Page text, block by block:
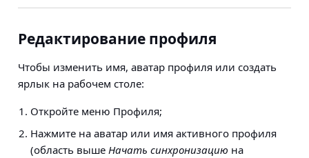
Редактирование профиля
Чтобы изменить имя, аватар профиля или создать
ярлык на рабочем столе:
Откройте меню Профиля;
Нажмите на аватар или имя активного профиля
(область выше Начать синхронизацию на